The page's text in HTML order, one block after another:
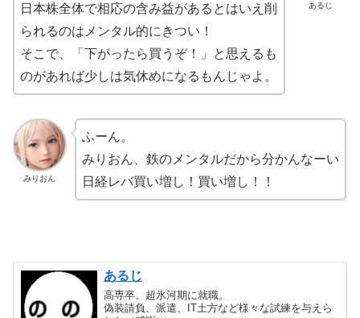
あるじ
日本株全体で相応の含み益があるとはいえ削
られるのはメンタル的にきつい！
そこで、「下がったら買うぞ！」と思えるも
のがあれば少しは気休めになるもんじゃよ。
みりおん
ふーん。
みりおん、鉄のメンタルだから分かんなーい
日経レバ買い増し！買い増し！！
あるじ
高専卒。超氷河期に就職。
偽装請負、派遣、IT土方など様々な試練を与えら